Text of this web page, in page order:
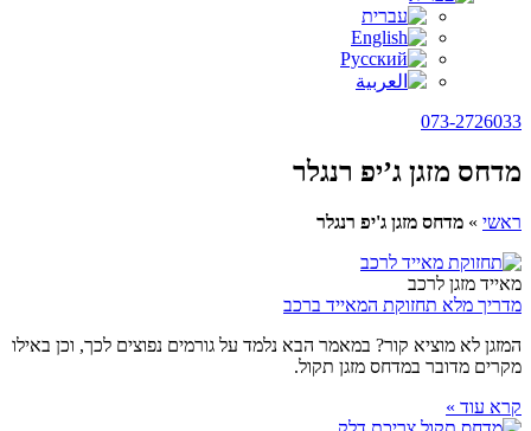
073-2726033
מדחס מזגן ג’יפ רנגלר
ראשי » מדחס מזגן ג'יפ רנגלר
מאייד מזגן לרכב
מדריך מלא תחזוקת המאייד ברכב
המזגן לא מוציא קור? במאמר הבא נלמד על גורמים נפוצים לכך, וכן באילו
מקרים מדובר במדחס מזגן תקול.
קרא עוד »